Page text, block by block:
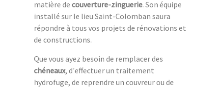
matière de couverture-zinguerie. Son équipe
installé sur le lieu Saint-Colomban saura
répondre à tous vos projets de rénovations et
de constructions.
Que vous ayez besoin de remplacer des
chéneaux, d'effectuer un traitement
hydrofuge, de reprendre un couvreur ou de